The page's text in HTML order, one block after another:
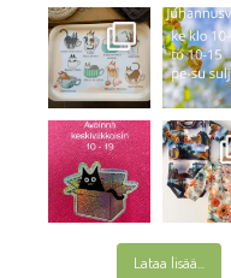
Lataa lisää...